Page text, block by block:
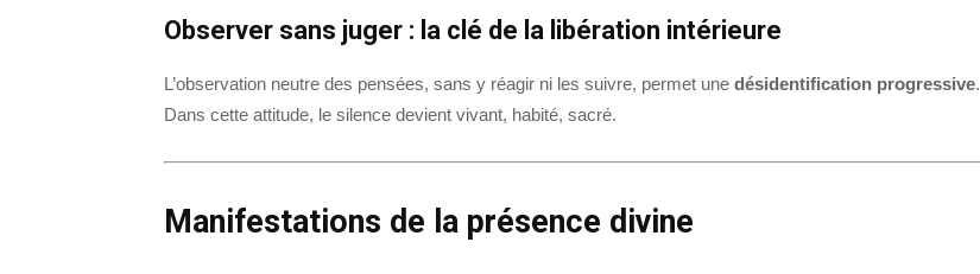
Observer sans juger : la clé de la libération intérieure
L’observation neutre des pensées, sans y réagir ni les suivre, permet une désidentification progressive.
Dans cette attitude, le silence devient vivant, habité, sacré.
Manifestations de la présence divine